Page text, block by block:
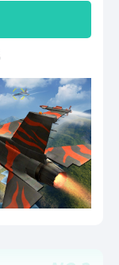
现真实战场；真
战队友谊战，酣
打飞机。快加入
弦的射击快感